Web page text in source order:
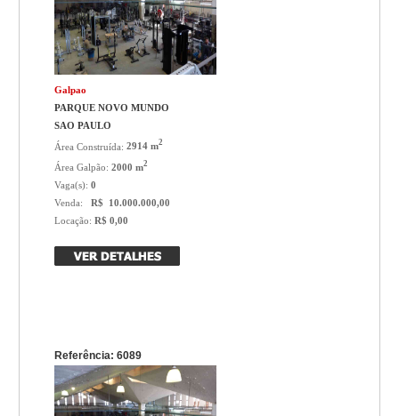
Galpao
PARQUE NOVO MUNDO
SAO PAULO
Área Construída:2914 m2
Área Galpão:2000 m2
Vaga(s):0
Venda:
R$ 10.000.000,00
Locação:R$ 0,00
Referência: 6089